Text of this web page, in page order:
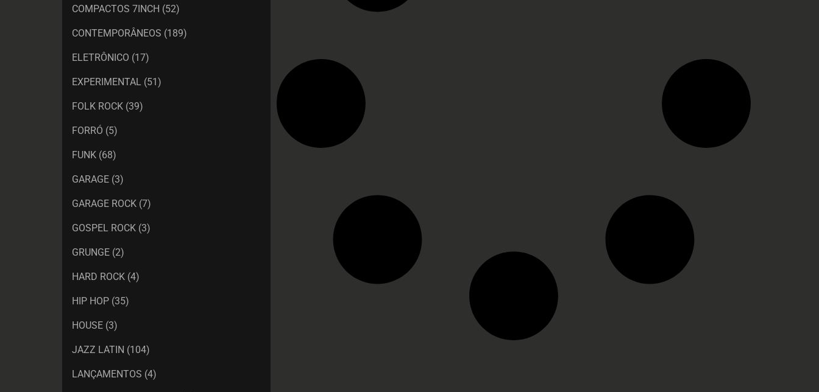
COMPACTOS 7INCH (52)
CONTEMPORÂNEOS (189)
ELETRÔNICO (17)
EXPERIMENTAL (51)
FOLK ROCK (39)
FORRÓ (5)
FUNK (68)
GARAGE (3)
GARAGE ROCK (7)
GOSPEL ROCK (3)
GRUNGE (2)
HARD ROCK (4)
HIP HOP (35)
HOUSE (3)
JAZZ LATIN (104)
LANÇAMENTOS (4)